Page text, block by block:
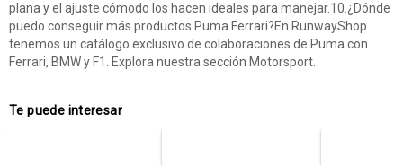
plana y el ajuste cómodo los hacen ideales para manejar.10.¿Dónde
puedo conseguir más productos Puma Ferrari?En RunwayShop
tenemos un catálogo exclusivo de colaboraciones de Puma con
Ferrari, BMW y F1. Explora nuestra sección Motorsport.
Te puede interesar